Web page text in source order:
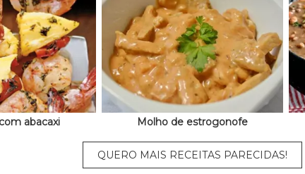
abacaxi Molho de estrogonofe
QUERO MAIS RECEITAS PARECIDAS!